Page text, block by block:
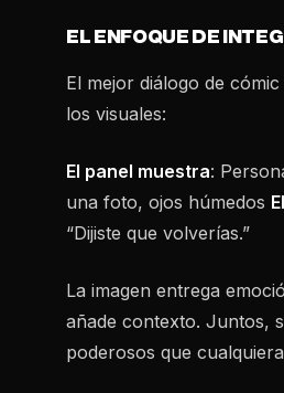
EL ENFOQUE DE
El mejor diálogo de cómic
los visuales:
El panel muestra:
una foto, ojos húmedos
“Dijiste que volverías.”
La imagen entrega
añade contexto. Juntos,
poderosos que